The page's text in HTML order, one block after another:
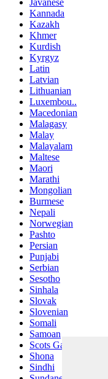
Javanese
Kannada
Kazakh
Khmer
Kurdish
Kyrgyz
Latin
Latvian
Lithuanian
Luxembou..
Macedonian
Malagasy
Malay
Malayalam
Maltese
Maori
Marathi
Mongolian
Burmese
Nepali
Norwegian
Pashto
Persian
Punjabi
Serbian
Sesotho
Sinhala
Slovak
Slovenian
Somali
Samoan
Scots Gaelic
Shona
Sindhi